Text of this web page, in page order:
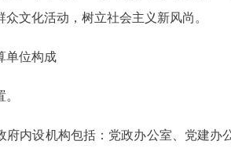
文化活动，树立社会主义新风尚。
单位构成
府内设机构包括：党政办公室、党建